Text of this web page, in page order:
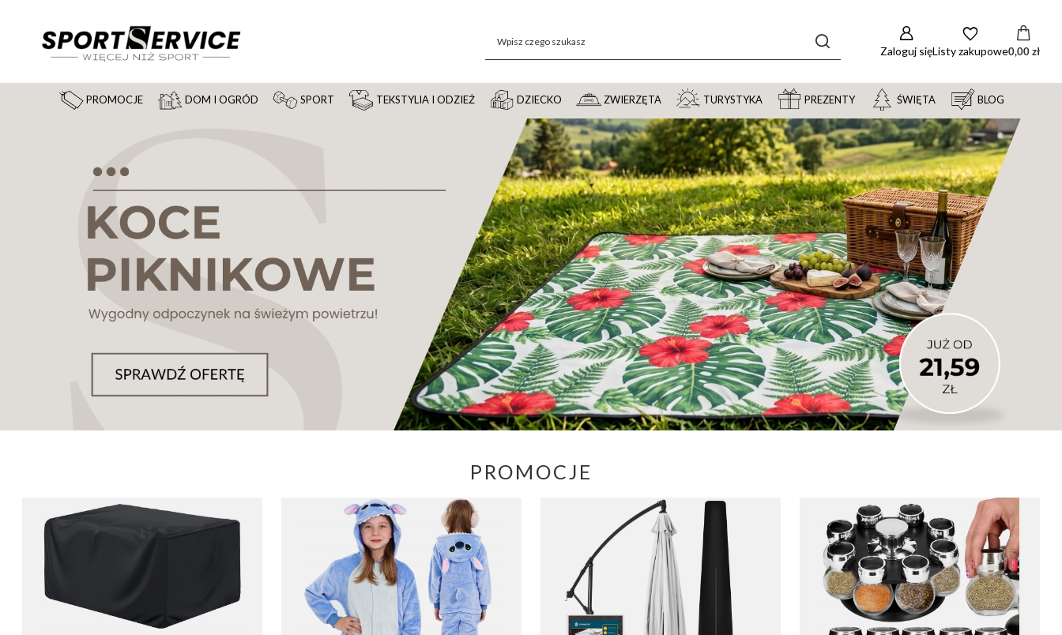
Zaloguj sięListy zakupowe0,00 zł
PROMOCJE DOM I OGRÓD SPORT TEKSTYLIA I ODZIEŻ DZIECKO ZWIERZĘTA TURYSTYKA PREZENTY ŚWIĘTA BLOG
PROMOCJE